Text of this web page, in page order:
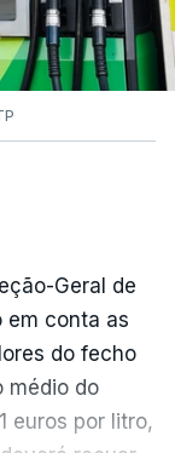
Geral de
em conta as
do fecho
médio do
euros por litro,